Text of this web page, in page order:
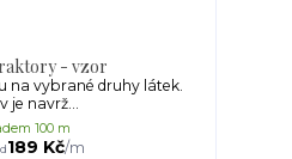
- vzor
na vybrané druhy látek.
je navrž...
189 Kč/m
100 m